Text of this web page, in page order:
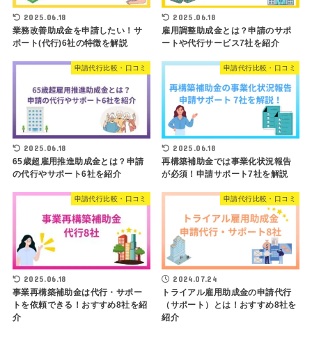
2025.06.18
業務改善助成金を申請したい！サ
ポート(代行)6社の特徴を解説
2025.06.18
雇用調整助成金とは？申請のサポ
ートや代行サービス7社を紹介
申請代行比較・口コミ
2025.06.18
65歳超雇用推進助成金とは？申請
の代行やサポート6社を紹介
申請代行比較・口コミ
2025.06.18
再構築補助金では事業化状況報告
が必須！申請サポート7社を解説
申請代行比較・口コミ
2025.06.18
事業再構築補助金は代行・サポー
トを依頼できる！おすすめ8社を紹
介
申請代行比較・口コミ
2024.07.24
トライアル雇用助成金の申請代行
（サポート）とは！おすすめ8社を
紹介